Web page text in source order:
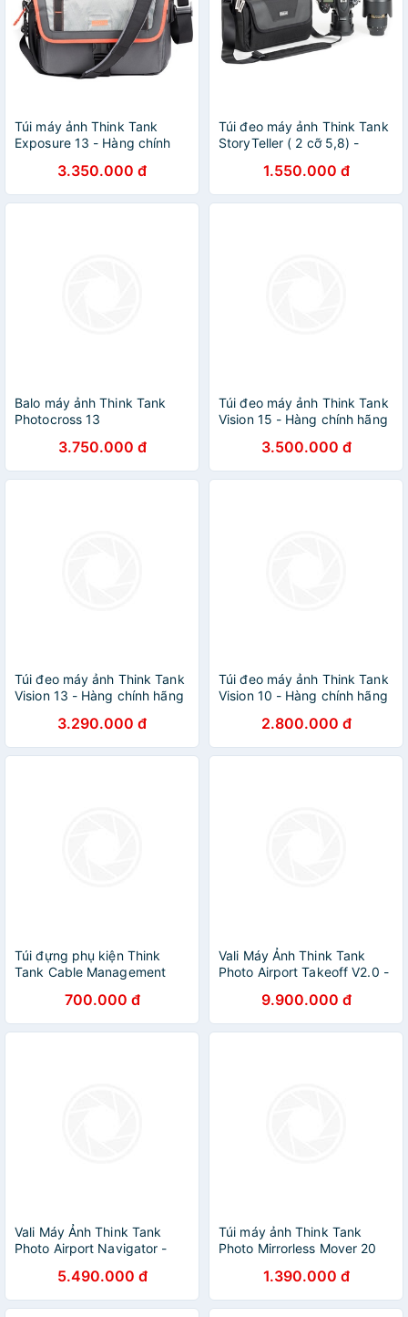
Túi máy ảnh Think Tank
Exposure 13 - Hàng chính
3.350.000 đ
Túi đeo máy ảnh Think Tank
StoryTeller ( 2 cỡ 5,8) -
1.550.000 đ
Balo máy ảnh Think Tank
Photocross 13
3.750.000 đ
Túi đeo máy ảnh Think Tank
Vision 15 - Hàng chính hãng
3.500.000 đ
Túi đeo máy ảnh Think Tank
Vision 13 - Hàng chính hãng
3.290.000 đ
Túi đeo máy ảnh Think Tank
Vision 10 - Hàng chính hãng
2.800.000 đ
Túi đựng phụ kiện Think
Tank Cable Management
700.000 đ
Vali Máy Ảnh Think Tank
Photo Airport Takeoff V2.0 -
9.900.000 đ
Vali Máy Ảnh Think Tank
Photo Airport Navigator -
5.490.000 đ
Túi máy ảnh Think Tank
Photo Mirrorless Mover 20
1.390.000 đ